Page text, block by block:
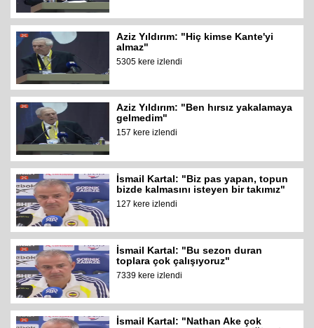
Aziz Yıldırım: "Hiç kimse Kante'yi
almaz"
5305 kere izlendi
Aziz Yıldırım: "Ben hırsız yakalamaya
gelmedim"
157 kere izlendi
İsmail Kartal: "Biz pas yapan, topun
bizde kalmasını isteyen bir takımız"
127 kere izlendi
İsmail Kartal: "Bu sezon duran
toplara çok çalışıyoruz"
7339 kere izlendi
İsmail Kartal: "Nathan Ake çok